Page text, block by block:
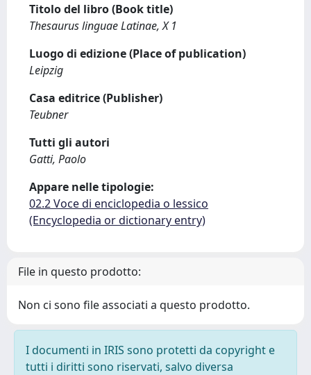
Titolo del libro (Book title)
Thesaurus linguae Latinae, X 1
Luogo di edizione (Place of publication)
Leipzig
Casa editrice (Publisher)
Teubner
Tutti gli autori
Gatti, Paolo
Appare nelle tipologie:
02.2 Voce di enciclopedia o lessico
(Encyclopedia or dictionary entry)
File in questo prodotto:
Non ci sono file associati a questo prodotto.
I documenti in IRIS sono protetti da copyright e
tutti i diritti sono riservati, salvo diversa